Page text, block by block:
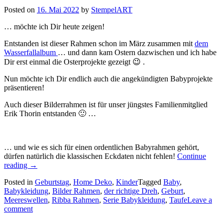
Posted on 16. Mai 2022 by StempelART
… möchte ich Dir heute zeigen!
Entstanden ist dieser Rahmen schon im März zusammen mit dem
Wasserfallalbum … und dann kam Ostern dazwischen und ich habe
Dir erst einmal die Osterprojekte gezeigt 😉 .
Nun möchte ich Dir endlich auch die angekündigten Babyprojekte
präsentieren!
Auch dieser Bilderrahmen ist für unser jüngstes Familienmitglied
Erik Thorin entstanden 🙂 …
… und wie es sich für einen ordentlichen Babyrahmen gehört,
dürfen natürlich die klassischen Eckdaten nicht fehlen! Continue
reading „Einen
mit
Babykleidung
zur
Geburt…“
→
Posted in Geburtstag, Home Deko, KinderTagged Baby,
Babykleidung, Bilder Rahmen, der richtige Dreh, Geburt,
Meereswellen, Ribba Rahmen, Serie Babykleidung, TaufeLeave a
comment